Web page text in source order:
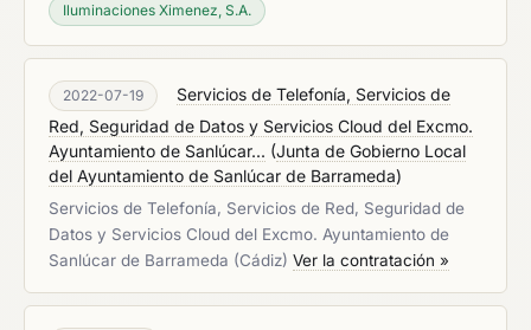
Iluminaciones Ximenez, S.A.
2022-07-19
Servicios de Telefonía, Servicios de
Red, Seguridad de Datos y Servicios Cloud del Excmo.
Ayuntamiento de Sanlúcar... (Junta de Gobierno Local
del Ayuntamiento de Sanlúcar de Barrameda)
Servicios de Telefonía, Servicios de Red, Seguridad de
Datos y Servicios Cloud del Excmo. Ayuntamiento de
Sanlúcar de Barrameda (Cádiz) Ver la contratación »